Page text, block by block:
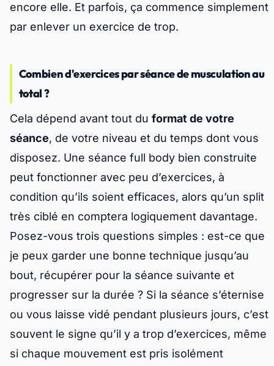
encore elle. Et parfois, ça commence simplement
par enlever un exercice de trop.
Combien d'exercices par séance de musculation au
total ?
Cela dépend avant tout du format de votre
séance, de votre niveau et du temps dont vous
disposez. Une séance full body bien construite
peut fonctionner avec peu d’exercices, à
condition qu’ils soient efficaces, alors qu’un split
très ciblé en comptera logiquement davantage.
Posez-vous trois questions simples : est-ce que
je peux garder une bonne technique jusqu’au
bout, récupérer pour la séance suivante et
progresser sur la durée ? Si la séance s’éternise
ou vous laisse vidé pendant plusieurs jours, c’est
souvent le signe qu’il y a trop d’exercices, même
si chaque mouvement est pris isolément